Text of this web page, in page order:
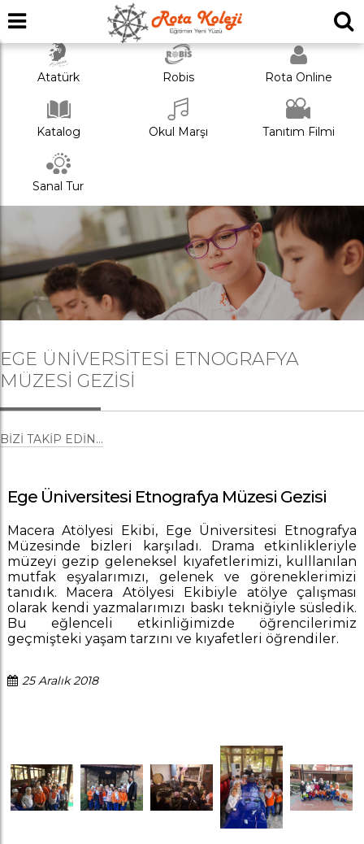
Atatürk Robis Rota Online
Katalog Okul Marşı Tanıtım Filmi
Sanal Tur
EGE ÜNIVERSITESI ETNOGRAFYA
MÜZESI GEZISI
BIZI TAKIP EDIN...
Ege Üniversitesi Etnografya Müzesi Gezisi
Macera Atölyesi Ekibi, Ege Üniversitesi Etnografya
Müzesinde bizleri karşıladı. Drama etkinlikleriyle
müzeyi gezip geleneksel kıyafetlerimizi, kulllanılan
mutfak eşyalarımızı, gelenek ve göreneklerimizi
tanıdık. Macera Atölyesi Ekibiyle atölye çalışması
olarak kendi yazmalarımızı baskı tekniğiyle süsledik.
Bu eğlenceli etkinliğimizde öğrencilerimiz
geçmişteki yaşam tarzını ve kıyafetleri öğrendiler.
25 Aralık 2018